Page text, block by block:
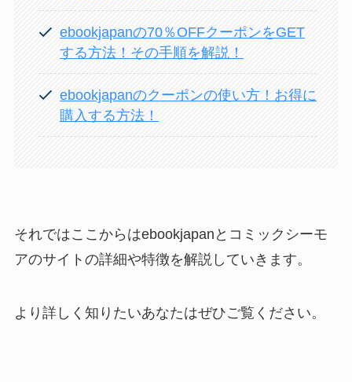
ebookjapanの70％OFFクーポンをGET
する方法！その手順を解説！
ebookjapanのクーポンの使い方！お得に
購入する方法！
それではここからはebookjapanとコミックシーモ
アのサイトの詳細や特徴を解説していきます。
より詳しく知りたいあなたはぜひご覧ください。